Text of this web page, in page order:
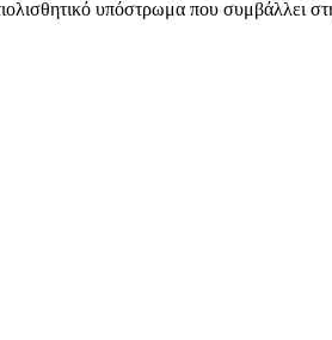
υπόστρωμα που συμβάλλει